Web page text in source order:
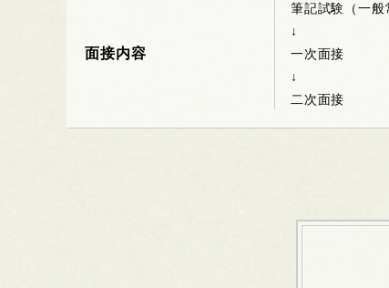
面接内容
筆記試験（一般
↓
一次面接
↓
二次面接